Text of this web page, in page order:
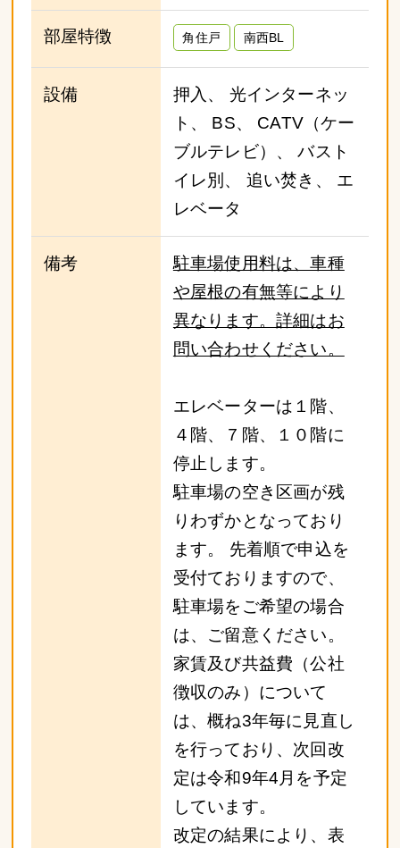
部屋特徴 角住戸 南西BL
設備
押入、 光インターネッ
ト、 BS、 CATV（ケー
ブルテレビ）、 バスト
イレ別、 追い焚き、 エ
レベータ
備考
駐車場使用料は、車種
や屋根の有無等により
異なります。詳細はお
問い合わせください。
エレベーターは１階、
４階、７階、１０階に
停止します。
駐車場の空き区画が残
りわずかとなっており
ます。 先着順で申込を
受付ておりますので、
駐車場をご希望の場合
は、ご留意ください。
家賃及び共益費（公社
徴収のみ）について
は、概ね3年毎に見直し
を行っており、次回改
定は令和9年4月を予定
しています。
改定の結果により、表